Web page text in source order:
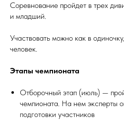
Соревнование пройдет в трех
и младший.
Участвовать можно как в
человек.
Этапы чемпионата
Отборочный этап (июль) —
чемпионата. На нем эксперты
подготовки участников